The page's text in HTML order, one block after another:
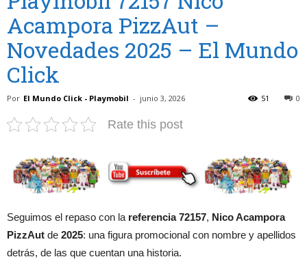
Acampora PizzAut –
Novedades 2025 – El Mundo
Click
Por El Mundo Click - Playmobil - junio 3, 2026 0
51
Rate this post
Seguimos el repaso con la referencia 72157, Nico Acampora
PizzAut de 2025: una figura promocional con nombre y apellidos
detrás, de las que cuentan una historia.